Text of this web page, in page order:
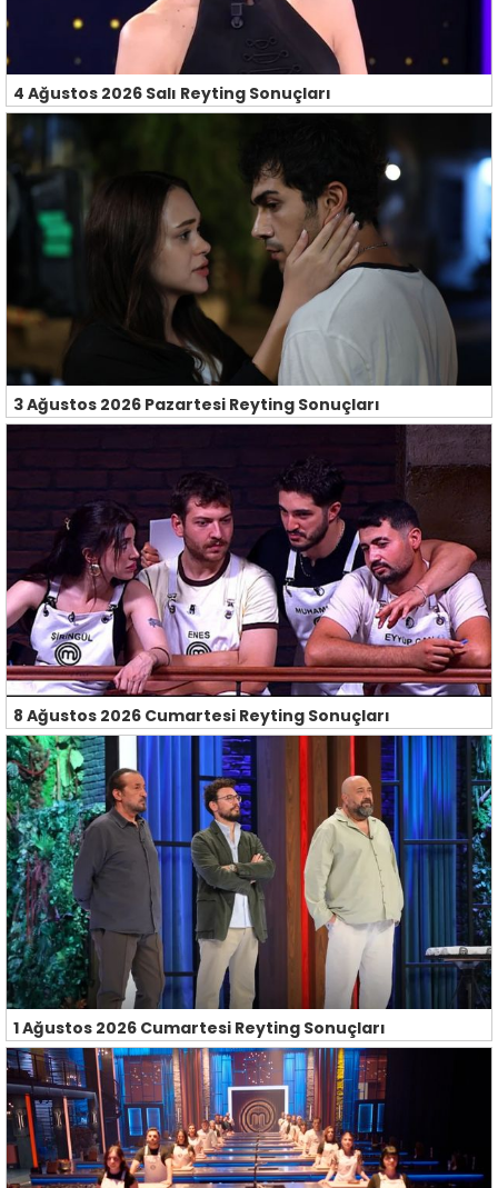
4 Ağustos 2026 Salı Reyting Sonuçları
3 Ağustos 2026 Pazartesi Reyting Sonuçları
8 Ağustos 2026 Cumartesi Reyting Sonuçları
1 Ağustos 2026 Cumartesi Reyting Sonuçları